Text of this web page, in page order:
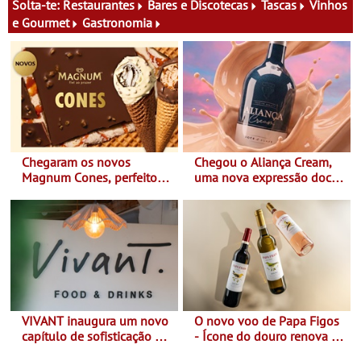
Solta-te: Restaurantes Bares e Discotecas Tascas
Vinhos
e Gourmet
Gastronomia
Chegaram os novos
Magnum Cones, perfeitos
Chegou o Aliança Cream,
uma nova expressão doce
VIVANT inaugura um novo
capítulo de sofisticação no
O novo voo de Papa Figos
- Ícone do douro renova a